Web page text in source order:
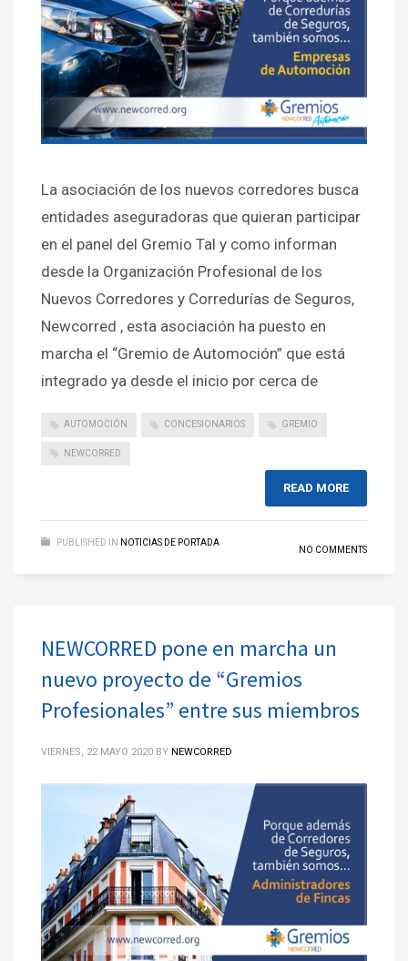
La asociación de los nuevos corredores busca
entidades aseguradoras que quieran participar
en el panel del Gremio Tal y como informan
desde la Organización Profesional de los
Nuevos Corredores y Corredurías de Seguros,
Newcorred , esta asociación ha puesto en
marcha el “Gremio de Automoción” que está
integrado ya desde el inicio por cerca de
AUTOMOCIÓN CONCESIONARIOS GREMIO
NEWCORRED
READ MORE
PUBLISHED IN NOTICIAS DE PORTADA
NO COMMENTS
NEWCORRED pone en marcha un
nuevo proyecto de “Gremios
Profesionales” entre sus miembros
VIERNES, 22 MAYO 2020 BY NEWCORRED